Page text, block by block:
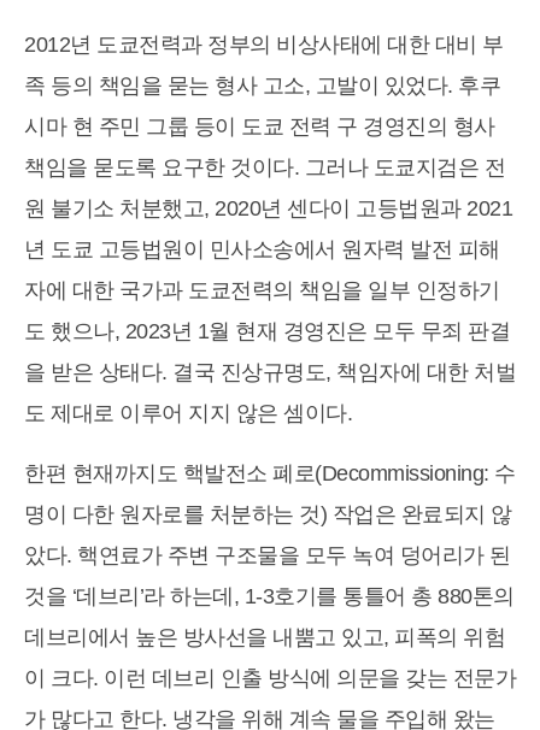
2012년 도쿄전력과 정부의 비상사태에 대한 대비 부
족 등의 책임을 묻는 형사 고소, 고발이 있었다. 후쿠
시마 현 주민 그룹 등이 도쿄 전력 구 경영진의 형사
책임을 묻도록 요구한 것이다. 그러나 도쿄지검은 전
원 불기소 처분했고, 2020년 센다이 고등법원과 2021
년 도쿄 고등법원이 민사소송에서 원자력 발전 피해
자에 대한 국가과 도쿄전력의 책임을 일부 인정하기
도 했으나, 2023년 1월 현재 경영진은 모두 무죄 판결
을 받은 상태다. 결국 진상규명도, 책임자에 대한 처벌
도 제대로 이루어 지지 않은 셈이다.
한편 현재까지도 핵발전소 폐로(Decommissioning: 수
명이 다한 원자로를 처분하는 것) 작업은 완료되지 않
았다. 핵연료가 주변 구조물을 모두 녹여 덩어리가 된
것을 ‘데브리’라 하는데, 1-3호기를 통틀어 총 880톤의
데브리에서 높은 방사선을 내뿜고 있고, 피폭의 위험
이 크다. 이런 데브리 인출 방식에 의문을 갖는 전문가
가 많다고 한다. 냉각을 위해 계속 물을 주입해 왔는